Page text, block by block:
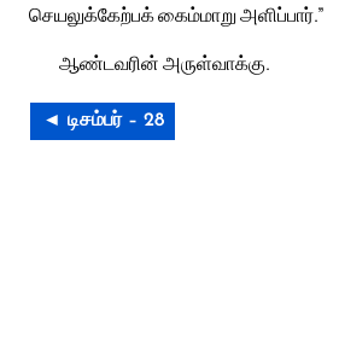
செயலுக்கேற்பக் கைம்மாறு அளிப்பார்.”
ஆண்டவரின் அருள்வாக்கு.
◄ டிசம்பர் – 28